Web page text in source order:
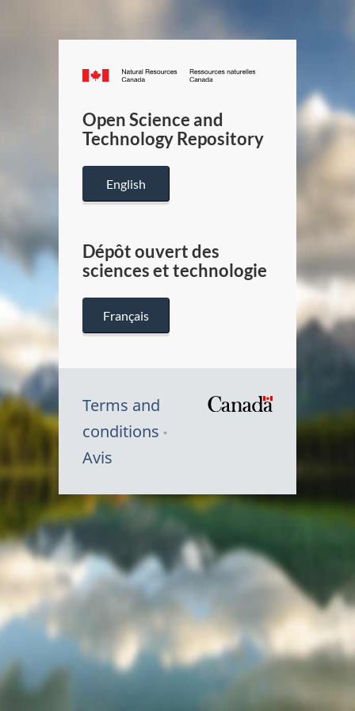
Canada.ca
/
Canada
Open Science and
Technology Repository
English
Dépôt ouvert des
sciences et technologie
Français
Terms and
conditions
Avis
Symbole
du